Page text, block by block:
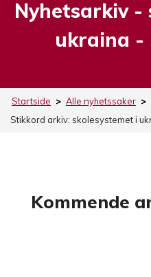
Nyhetsarkiv -
ukraina -
Startside > Alle nyhetssaker >
Stikkord arkiv: skolesystemet i
Kommende